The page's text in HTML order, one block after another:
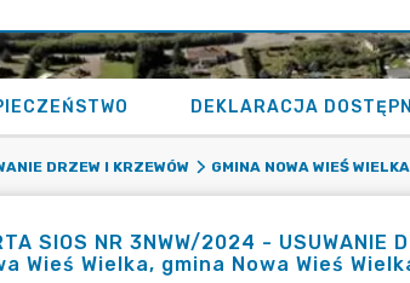
DRZEW I KRZEWÓW GMINA NOWA WIEŚ WIELKA
SIOS NR 3NWW/2024 -
Wieś Wielka, gmina Nowa Wieś